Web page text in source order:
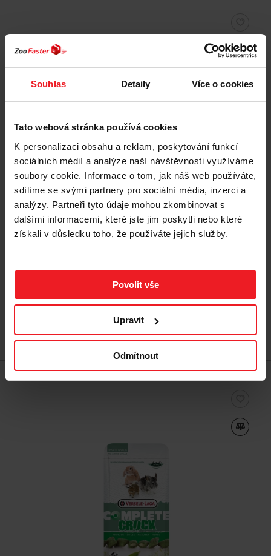
Souhlas Detaily Více o cookies
Tato webová stránka používá cookies
K personalizaci obsahu a reklam, poskytování funkcí
sociálních médií a analýze naší návštěvnosti využíváme
soubory cookie. Informace o tom, jak náš web používáte,
sdílíme se svými partnery pro sociální média, inzerci a
analýzy. Partneři tyto údaje mohou zkombinovat s
dalšími informacemi, které jste jim poskytli nebo které
získali v důsledku toho, že používáte jejich služby.
Povolit vše
Upravit
Odmítnout
VERSELE LAGA Complete Crock Berry - pamlsek
pro hlodavce - 50g
Přidat do košíku